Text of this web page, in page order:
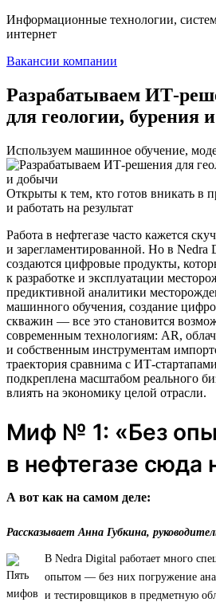
Информационные технологии,
интернет
Вакансии компании
Разрабатываем ИТ-
для геологии, бурения
Используем машинное обучение,
Открыты к тем, кто готов вникать в
и работать на результат
Работа в нефтегазе часто кажется
и зарегламентированной. Но в Nedra
создаются цифровые продукты,
к разработке и эксплуатации
предиктивной аналитики
машинного обучения, создание
скважин — все это становится
современным технологиям: AR,
и собственным инструментам
траектория сравнима с ИТ-
подкреплена масштабом реального
влиять на экономику целой отрасли.
Миф № 1: «Без
в нефтегазе сюда
А вот как на самом деле:
Рассказывает Анна Губкина,
В Nedra Digital работает много
опытом — без них погружение
и тестировщиков в предметную